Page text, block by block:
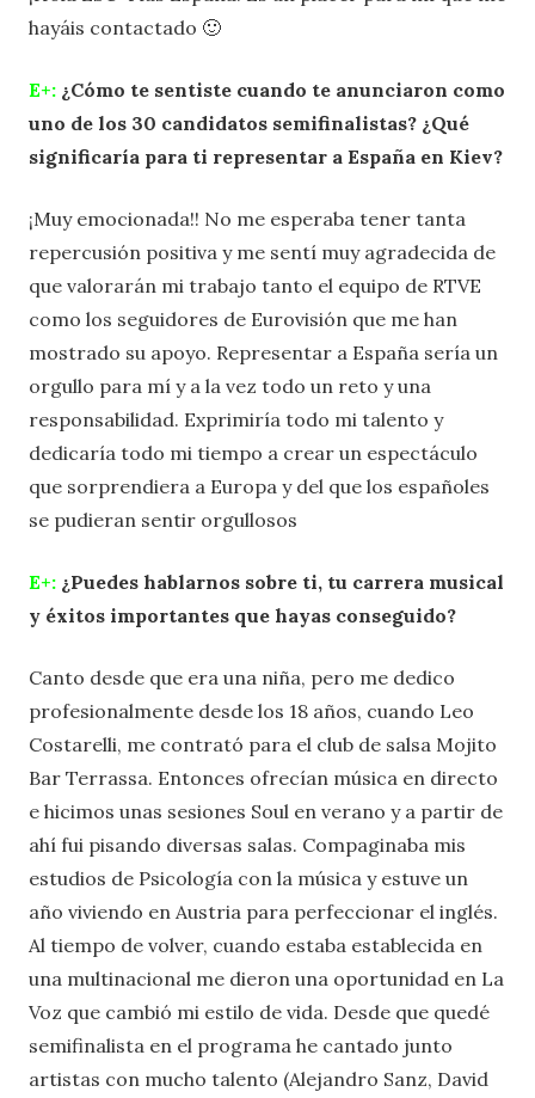
hayáis contactado 🙂
E+: ¿Cómo te sentiste cuando te anunciaron como
uno de los 30 candidatos semifinalistas? ¿Qué
significaría para ti representar a España en Kiev?
¡Muy emocionada!! No me esperaba tener tanta
repercusión positiva y me sentí muy agradecida de
que valorarán mi trabajo tanto el equipo de RTVE
como los seguidores de Eurovisión que me han
mostrado su apoyo. Representar a España sería un
orgullo para mí y a la vez todo un reto y una
responsabilidad. Exprimiría todo mi talento y
dedicaría todo mi tiempo a crear un espectáculo
que sorprendiera a Europa y del que los españoles
se pudieran sentir orgullosos
E+: ¿Puedes hablarnos sobre ti, tu carrera musical
y éxitos importantes que hayas conseguido?
Canto desde que era una niña, pero me dedico
profesionalmente desde los 18 años, cuando Leo
Costarelli, me contrató para el club de salsa Mojito
Bar Terrassa. Entonces ofrecían música en directo
e hicimos unas sesiones Soul en verano y a partir de
ahí fui pisando diversas salas. Compaginaba mis
estudios de Psicología con la música y estuve un
año viviendo en Austria para perfeccionar el inglés.
Al tiempo de volver, cuando estaba establecida en
una multinacional me dieron una oportunidad en La
Voz que cambió mi estilo de vida. Desde que quedé
semifinalista en el programa he cantado junto
artistas con mucho talento (Alejandro Sanz, David